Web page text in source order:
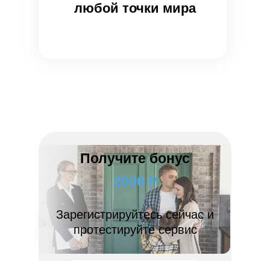
любой точки мира
Получите бонус
2000 Р
Зарегистрируйтесь сейчас и
протестируйте сервис